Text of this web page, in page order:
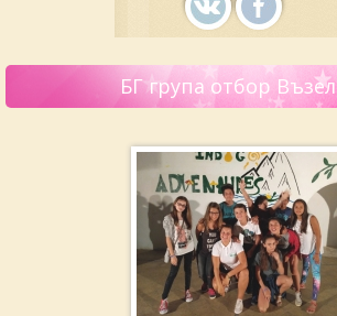
БГ група отбор Възел